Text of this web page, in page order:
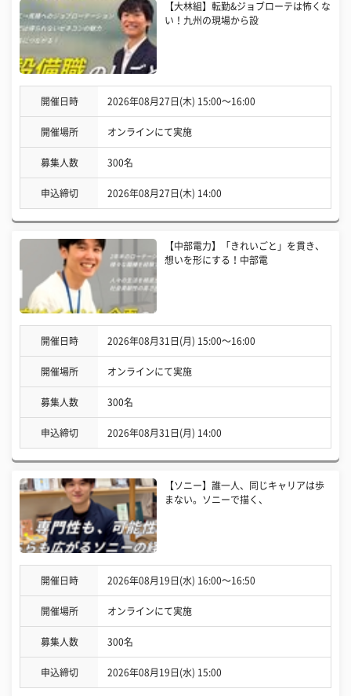
【大林組】転勤&ジョブローテは怖くな
い！九州の現場から設
開催日時 2026年08月27日(木) 15:00〜16:00
開催場所 オンラインにて実施
募集人数 300名
申込締切 2026年08月27日(木) 14:00
【中部電力】「きれいごと」を貫き、
想いを形にする！中部電
開催日時 2026年08月31日(月) 15:00〜16:00
開催場所 オンラインにて実施
募集人数 300名
申込締切 2026年08月31日(月) 14:00
【ソニー】誰一人、同じキャリアは歩
まない。ソニーで描く、
開催日時 2026年08月19日(水) 16:00〜16:50
開催場所 オンラインにて実施
募集人数 300名
申込締切 2026年08月19日(水) 15:00